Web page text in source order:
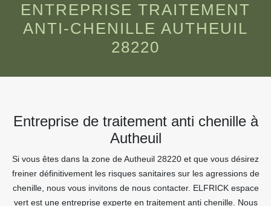
ENTREPRISE TRAITEMENT
ANTI-CHENILLE AUTHEUIL
28220
Entreprise de traitement anti chenille à
Autheuil
Si vous êtes dans la zone de Autheuil 28220 et que vous désirez
freiner définitivement les risques sanitaires sur les agressions de
chenille, nous vous invitons de nous contacter. ELFRICK espace
vert est une entreprise experte en traitement anti chenille. Nous